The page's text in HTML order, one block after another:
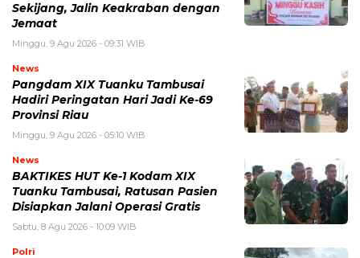
Sekijang, Jalin Keakraban dengan
Jemaat
Minggu, 9 Agu 2026 - 09:31 WIB
News
Pangdam XIX Tuanku Tambusai
Hadiri Peringatan Hari Jadi Ke-69
Provinsi Riau
Minggu, 9 Agu 2026 - 05:10 WIB
News
BAKTIKES HUT Ke-1 Kodam XIX
Tuanku Tambusai, Ratusan Pasien
Disiapkan Jalani Operasi Gratis
Sabtu, 8 Agu 2026 - 10:09 WIB
Polri